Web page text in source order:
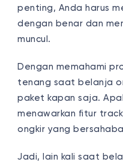
penting, Anda harus
dengan benar dan
muncul.
Dengan memahami
tenang saat belanja
paket kapan saja.
menawarkan fitur
ongkir yang
Jadi, lain kali saat